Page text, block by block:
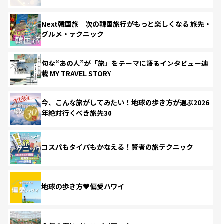
Next韓国旅 次の韓国旅行がもっと楽しくなる 旅先・
グルメ・テクニック
旬な“あの人”が「旅」をテーマに語るインタビュー連
載 MY TRAVEL STORY
今、こんな旅がしてみたい！地球の歩き方が選ぶ2026
年絶対行くべき旅先30
コスパもタイパもかなえる！賢者の旅テクニック
地球の歩き方♥偏愛ハワイ